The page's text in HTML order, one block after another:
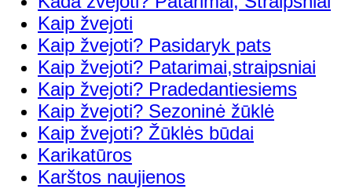
Kaip žvejoti
Kaip žvejoti? Pasidaryk pats
Kaip žvejoti? Patarimai,straipsniai
Kaip žvejoti? Pradedantiesiems
Kaip žvejoti? Sezoninė žūklė
Kaip žvejoti? Žūklės būdai
Karikatūros
Karštos naujienos